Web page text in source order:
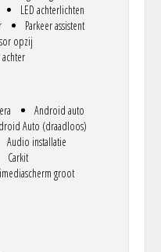
wordt opgesteld kan het
mede bij een importauto
verschillen. Heeft u
afspraak maar met
bovendien, met
reistijd de auto voor u vast.
alle van
kunt u via
uiteraard willen we deze
LED achterlichten
Parkeer assistent
opzij
achter
Android auto
Auto (draadloos)
Audio installatie
Carkit
groot